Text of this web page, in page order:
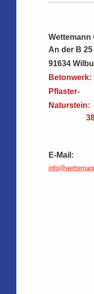
Wettemann
An der B 25
91634
Betonwerk:
Pflaster-
38
E-Mail: